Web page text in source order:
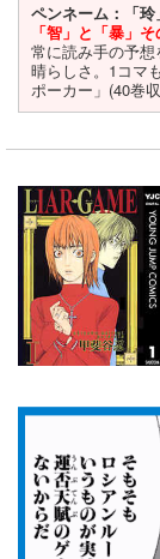
ペンネーム：「玲
「智」と「暴」
常に読み手の予
晴らしさ。1コマ
ポーカー」(40巻